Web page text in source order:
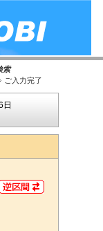
索
ご入力完了
日